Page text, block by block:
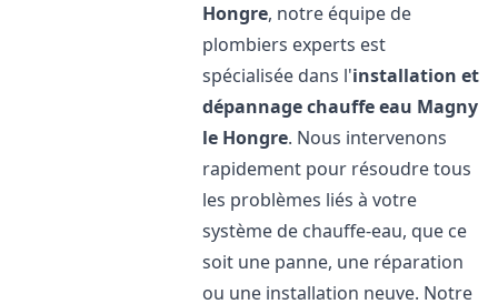
Hongre, notre équipe de
plombiers experts est
spécialisée dans l'installation et
dépannage chauffe eau Magny
le Hongre. Nous intervenons
rapidement pour résoudre tous
les problèmes liés à votre
système de chauffe-eau, que ce
soit une panne, une réparation
ou une installation neuve. Notre